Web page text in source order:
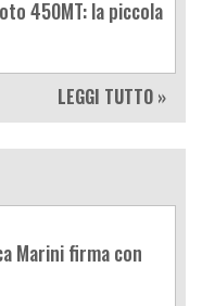
450MT: la piccola
LEGGI TUTTO »
Marini firma con